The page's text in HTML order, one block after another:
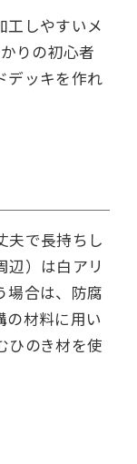
工しやすいメ
りの初心者
デッキを作れ
夫で長持ちし
辺）は白アリ
場合は、防腐
の材料に用い
ひのき材を使